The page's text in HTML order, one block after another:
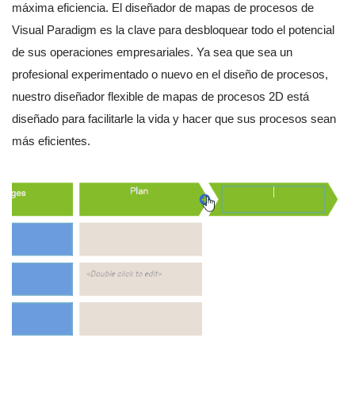
máxima eficiencia. El diseñador de mapas de procesos de
Visual Paradigm es la clave para desbloquear todo el potencial
de sus operaciones empresariales. Ya sea que sea un
profesional experimentado o nuevo en el diseño de procesos,
nuestro diseñador flexible de mapas de procesos 2D está
diseñado para facilitarle la vida y hacer que sus procesos sean
más eficientes.